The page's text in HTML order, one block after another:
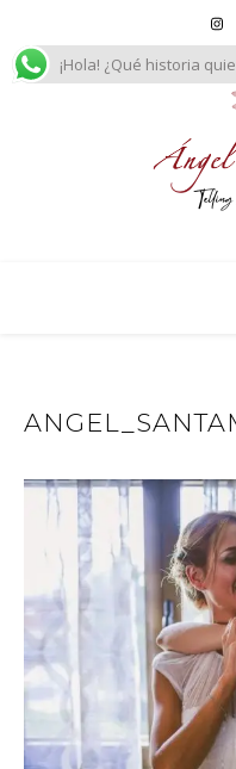
¡Hola! ¿Qué historia